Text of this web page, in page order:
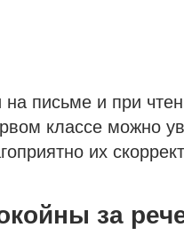
письме и при
классе можно
их
за